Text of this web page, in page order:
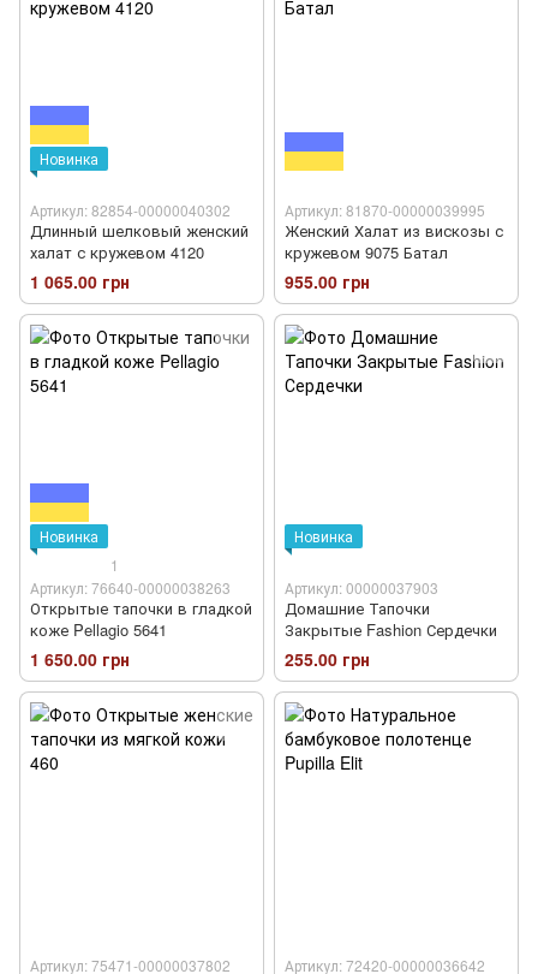
Новинка
Артикул: 82854-00000040302
Длинный шелковый женский
халат с кружевом 4120
1 065.00 грн
Артикул: 81870-00000039995
Женский Халат из вискозы с
кружевом 9075 Батал
955.00 грн
Новинка
1
Артикул: 76640-00000038263
Открытые тапочки в гладкой
коже Pellagio 5641
1 650.00 грн
Новинка
Артикул: 00000037903
Домашние Тапочки
Закрытые Fashion Сердечки
255.00 грн
Артикул: 75471-00000037802 Артикул: 72420-00000036642